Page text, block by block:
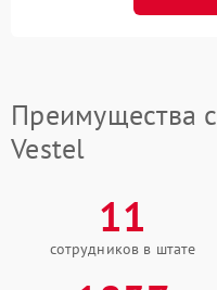
Преимущества
Vestel
11
сотрудников в штате